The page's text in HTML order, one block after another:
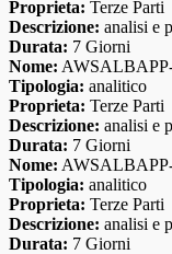
Proprieta: Terze Parti
Descrizione: analisi e
Durata: 7 Giorni
Nome:
Tipologia: analitico
Proprieta: Terze Parti
Descrizione: analisi e
Durata: 7 Giorni
Nome:
Tipologia: analitico
Proprieta: Terze Parti
Descrizione: analisi e
Durata: 7 Giorni